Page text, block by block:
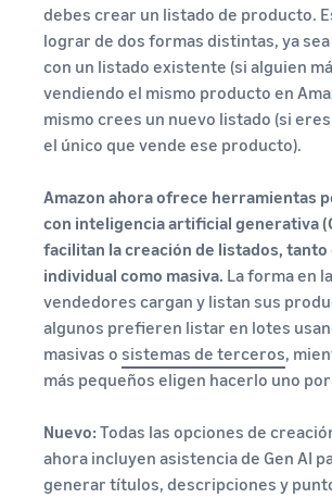
debes crear un listado de producto.
lograr de dos formas distintas, ya
con un listado existente (si alguien
vendiendo el mismo producto en
mismo crees un nuevo listado (si
el único que vende ese producto).
Amazon ahora ofrece herramientas
con inteligencia artificial generativa
facilitan la creación de listados,
individual como masiva. La forma en
vendedores cargan y listan sus
algunos prefieren listar en lotes
masivas o sistemas de terceros,
más pequeños eligen hacerlo uno
Nuevo:Todas las opciones de
ahora incluyen asistencia de Gen AI
generar títulos, descripciones y